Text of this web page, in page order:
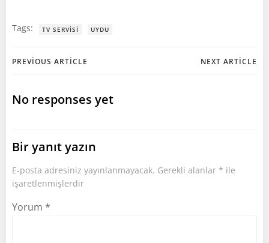
Tags: TV SERVISI UYDU
Post
navigation
PREVIOUS ARTICLE NEXT ARTICLE
No responses yet
Bir yanıt yazın
E-posta adresiniz yayınlanmayacak. Gerekli alanlar * ile
işaretlenmişlerdir
Yorum *